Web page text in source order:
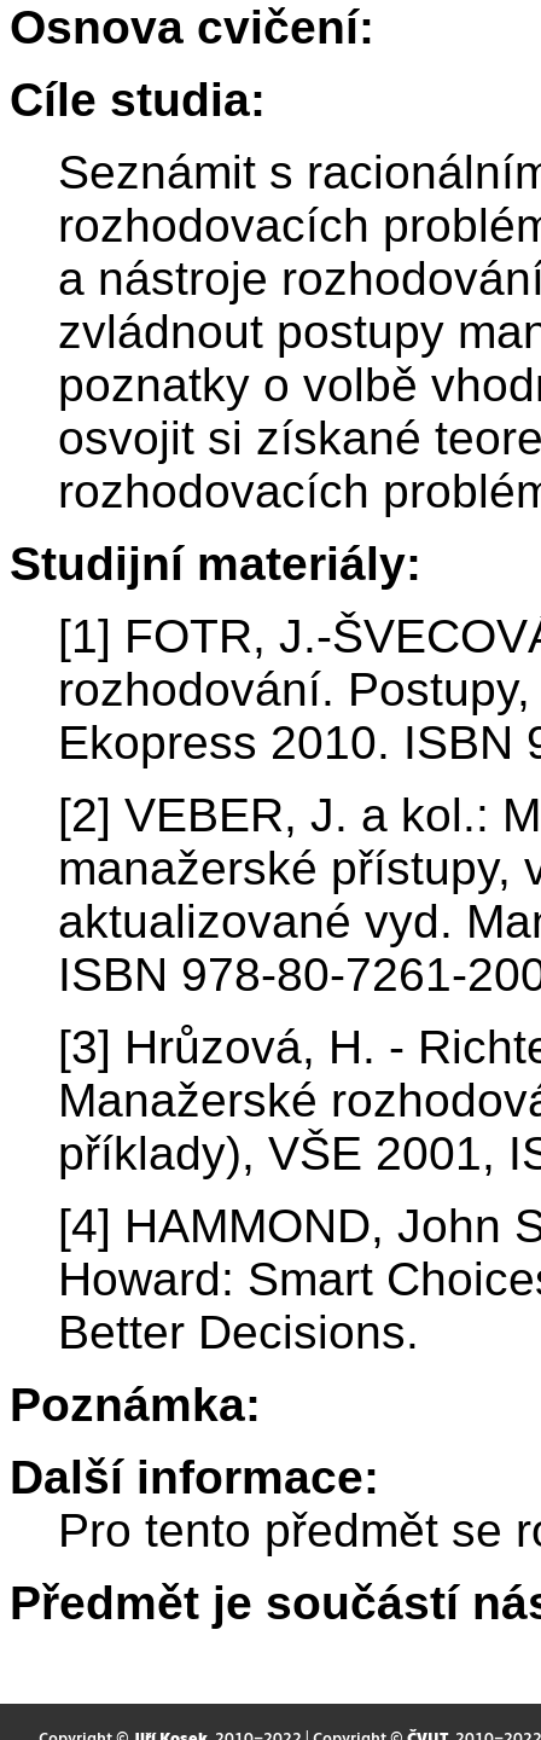
Osnova cvičení:
Cíle studia:
Seznámit s
rozhodovacích
a nástroje
zvládnout postupy
poznatky o volbě
osvojit si získané
rozhodovacích
Studijní materiály:
[1] FOTR, J.-
rozhodování.
Ekopress 2010. ISBN
[2] VEBER, J. a kol.:
manažerské přístupy,
aktualizované vyd.
ISBN 978-80-7261-
[3] Hrůzová, H. -
Manažerské
příklady), VŠE 2001,
[4] HAMMOND, John
Howard: Smart
Better Decisions.
Poznámka:
Další informace:
Pro tento předmět se
Předmět je součástí